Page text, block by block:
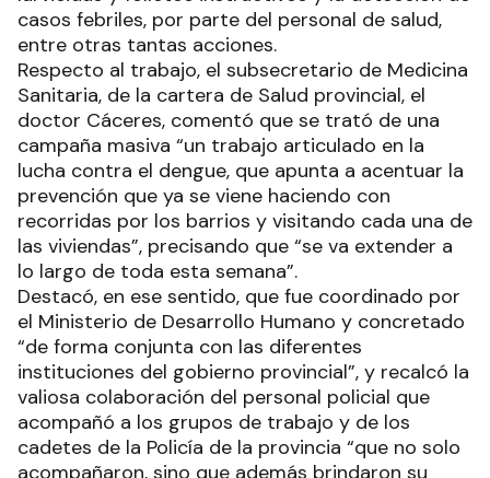
casos febriles, por parte del personal de salud,
entre otras tantas acciones.
Respecto al trabajo, el subsecretario de Medicina
Sanitaria, de la cartera de Salud provincial, el
doctor Cáceres, comentó que se trató de una
campaña masiva “un trabajo articulado en la
lucha contra el dengue, que apunta a acentuar la
prevención que ya se viene haciendo con
recorridas por los barrios y visitando cada una de
las viviendas”, precisando que “se va extender a
lo largo de toda esta semana”.
Destacó, en ese sentido, que fue coordinado por
el Ministerio de Desarrollo Humano y concretado
“de forma conjunta con las diferentes
instituciones del gobierno provincial”, y recalcó la
valiosa colaboración del personal policial que
acompañó a los grupos de trabajo y de los
cadetes de la Policía de la provincia “que no solo
acompañaron, sino que además brindaron su